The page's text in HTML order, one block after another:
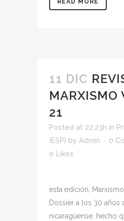
READ MORE
11 DIC
MARXISMO
21
Posted at 22:23h in
(ESP) by Admin
0
0
Likes
esta edición,
Dossier a los 30 años
nicaragüense, hecho